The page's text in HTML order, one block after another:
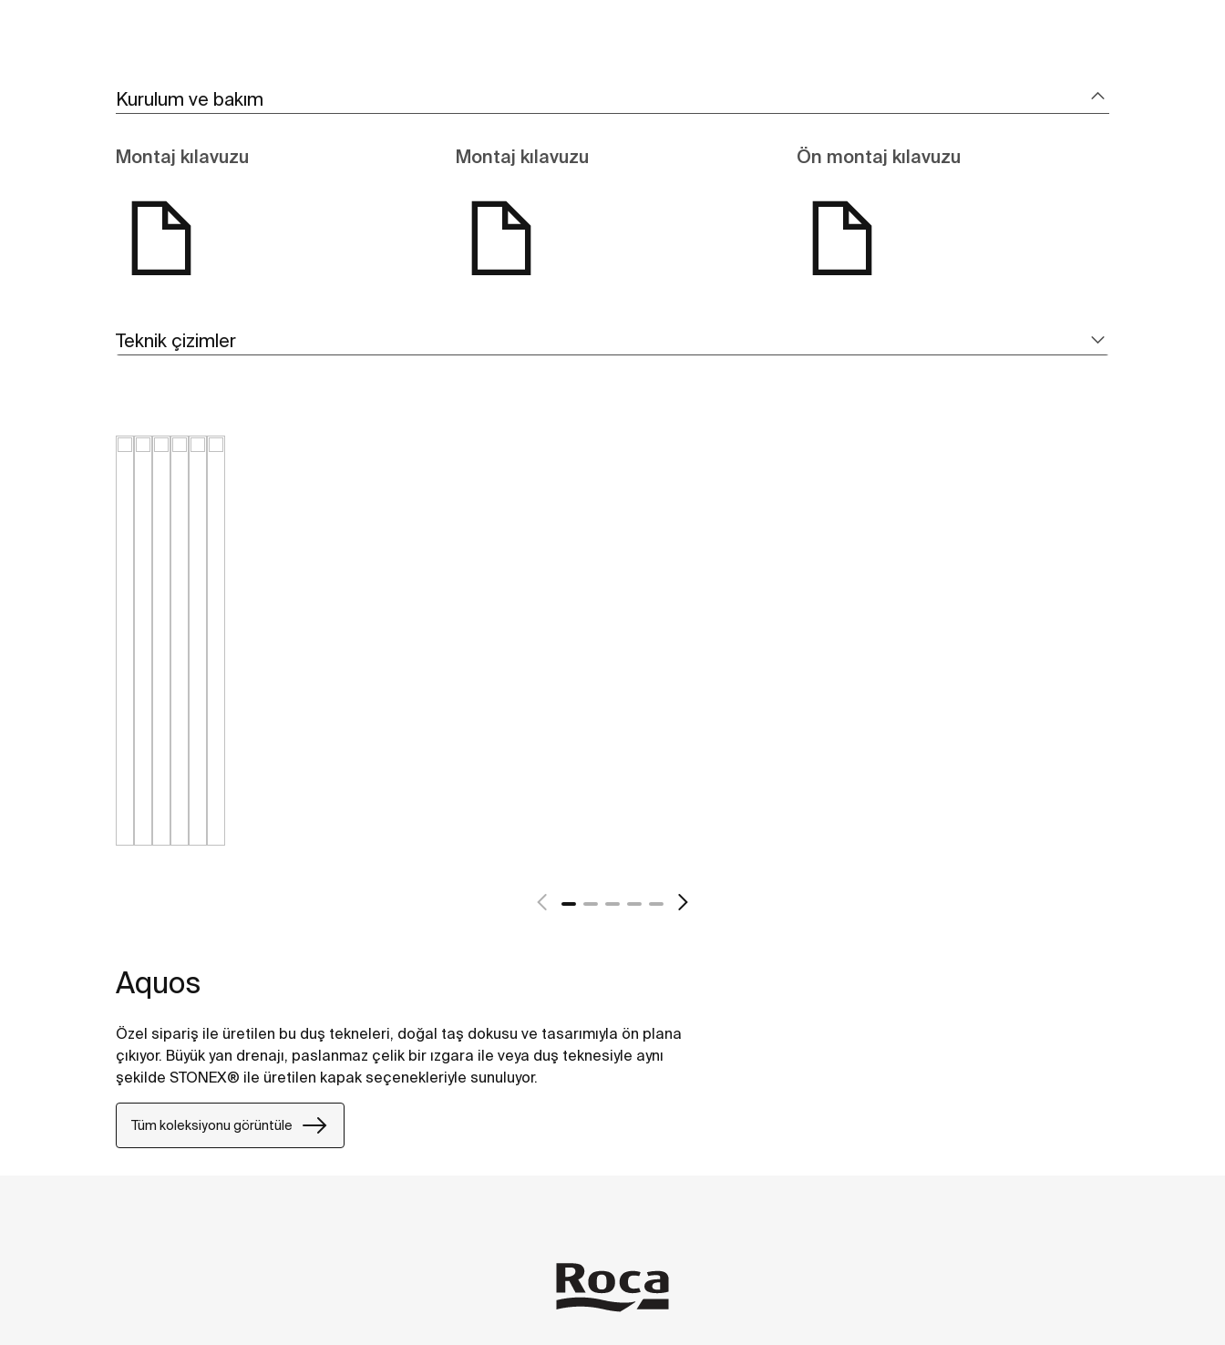
Kurulum ve bakım
Montaj kılavuzu Montaj kılavuzu Ön montaj kılavuzu
Teknik çizimler
Aquos
Özel sipariş ile üretilen bu duş tekneleri, doğal taş dokusu ve tasarımıyla ön plana
çıkıyor. Büyük yan drenajı, paslanmaz çelik bir ızgara ile veya duş teknesiyle aynı
şekilde STONEX® ile üretilen kapak seçenekleriyle sunuluyor.
Tüm koleksiyonu görüntüle